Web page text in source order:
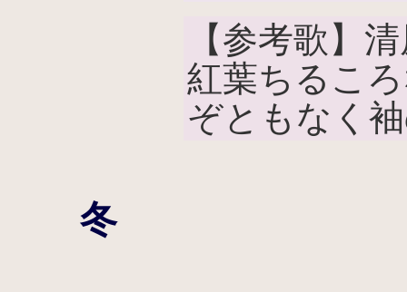
【参考歌】
紅葉ちるこ
ぞともなく
冬